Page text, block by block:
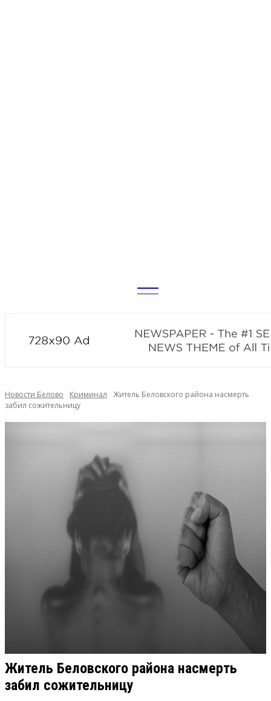
news
Новости Белово Криминал
Житель Беловского района насмерть
забил сожительницу
Житель Беловского района насмерть
забил сожительницу